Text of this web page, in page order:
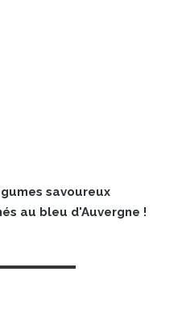
savoureux
au bleu d'Auvergne !